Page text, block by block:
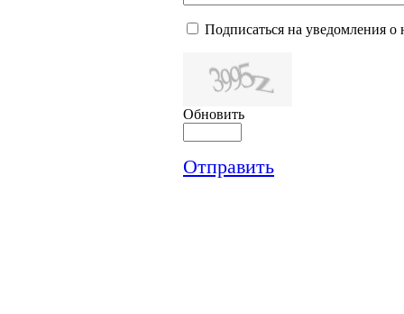
Подписаться на уведомления
Обновить
Отправить